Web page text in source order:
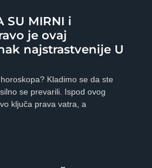
SU MIRNI i
je ovaj
najstrastvenije U
Kladimo se da ste
se prevarili. Ispod ovog
ključa prava vatra, a